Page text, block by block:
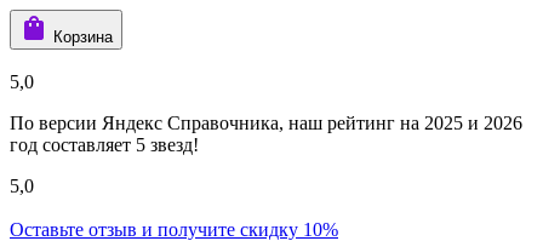
Корзина
5,0
По версии Яндекс Справочника, наш рейтинг на 2025 и 2026
год составляет 5 звезд!
5,0
Оставьте отзыв и получите скидку 10%